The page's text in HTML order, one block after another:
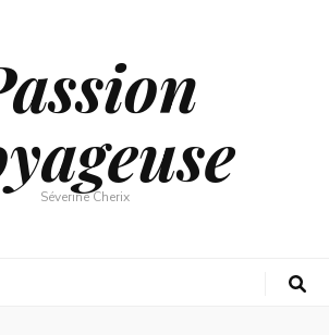
Séverine Cherix